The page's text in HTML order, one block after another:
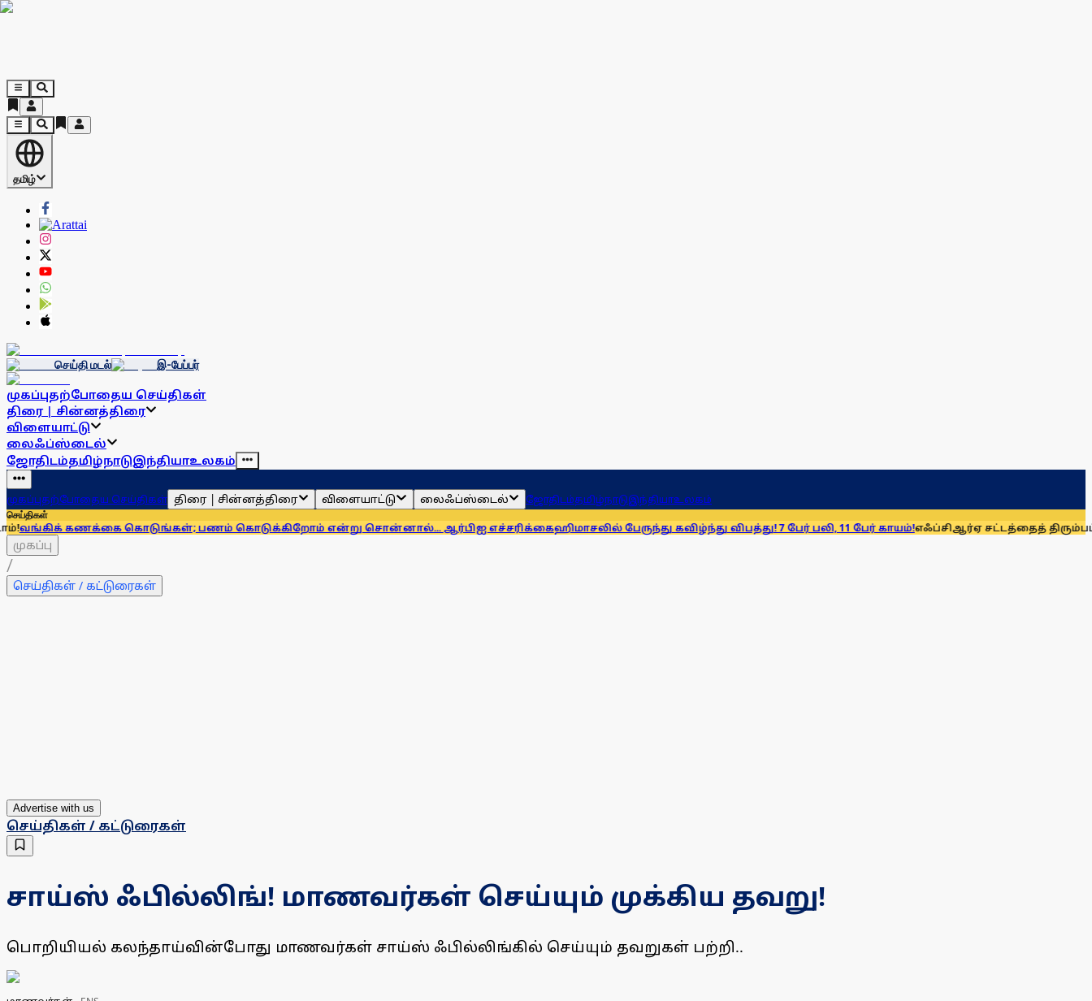
தமிழ்
செய்தி மடல் இ-பேப்பர்
முகப்புதற்போதைய செய்திகள்
திரை | சின்னத்திரை
விளையாட்டு
லைஃப்ஸ்டைல்
ஜோதிடம்தமிழ்நாடுஇந்தியாஉலகம்
முகப்புதற்போதைய செய்திகள் திரை | சின்னத்திரை விளையாட்டு லைஃப்ஸ்டைல் ஜோதிடம்தமிழ்நாடுஇந்தியாஉலகம்
செய்திகள்
கொடுங்கள்; பணம் கொடுக்கிறோம் என்று சொன்னால்... ஆர்பிஐ எச்சரிக்கைஹிமாசலில் பேருந்து கவிழ்ந்து விபத்து! 7 பேர் பலி, 11 பேர் காயம்!எஃப்சிஆர்ஏ சட்டத்தைத் திரும்பப் பெறுக:
முகப்பு
/
செய்திகள் / கட்டுரைகள்
Advertise with us
செய்திகள் / கட்டுரைகள்
சாய்ஸ் ஃபில்லிங்! மாணவர்கள் செய்யும் முக்கிய தவறு!
பொறியியல் கலந்தாய்வின்போது மாணவர்கள் சாய்ஸ் ஃபில்லிங்கில் செய்யும் தவறுகள் பற்றி..